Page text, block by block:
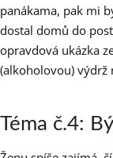
panákama, pak mi
dostal domů do
opravdová ukázka
(alkoholovou) výdrž
Téma č.4: